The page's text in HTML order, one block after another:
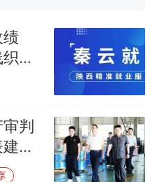
应
学招聘物理教师，笔
均遭淘汰？教育局：
聘，成立调查组全面
大家买深色蛋糕”上热
床头放菜刀的女孩，
句“跟我回家”改写了
绩
密
全
判
议